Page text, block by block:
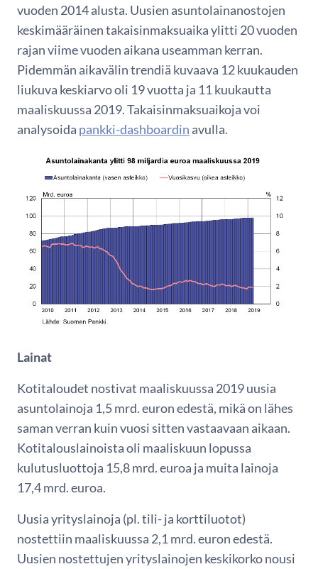
vuoden 2014 alusta. Uusien asuntolainanostojen
keskimääräinen takaisinmaksuaika ylitti 20 vuoden
rajan viime vuoden aikana useamman kerran.
Pidemmän aikavälin trendiä kuvaava 12 kuukauden
liukuva keskiarvo oli 19 vuotta ja 11 kuukautta
maaliskuussa 2019. Takaisinmaksuaikoja voi
analysoida pankki-dashboardin avulla.
Lainat
Kotitaloudet nostivat maaliskuussa 2019 uusia
asuntolainoja 1,5 mrd. euron edestä, mikä on lähes
saman verran kuin vuosi sitten vastaavaan aikaan.
Kotitalouslainoista oli maaliskuun lopussa
kulutusluottoja 15,8 mrd. euroa ja muita lainoja
17,4 mrd. euroa.
Uusia yrityslainoja (pl. tili- ja korttiluotot)
nostettiin maaliskuussa 2,1 mrd. euron edestä.
Uusien nostettujen yrityslainojen keskikorko nousi